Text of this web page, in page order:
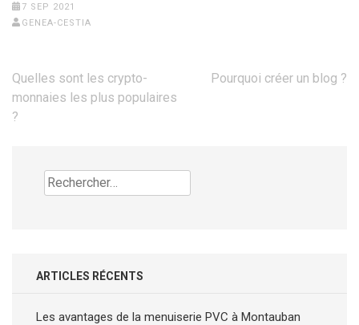
7 SEP 2021
GENEA-CESTIA
Navigation
de
l’article
Quelles sont les crypto-
monnaies les plus populaires
?
Pourquoi créer un blog ?
Rechercher :
ARTICLES RÉCENTS
Les avantages de la menuiserie PVC à Montauban